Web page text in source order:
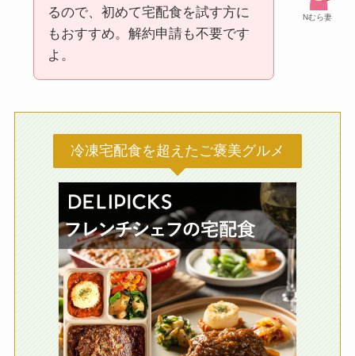
Nむら妻
るので、初めて宅配食を試す方に
もおすすめ。解約申請も不要です
よ。
冷凍宅配食を超えたご褒美グルメ